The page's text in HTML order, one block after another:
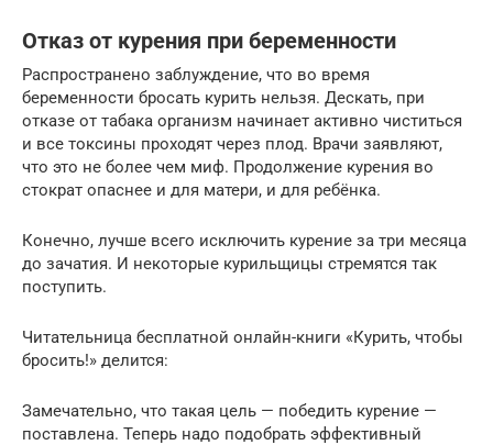
Отказ от курения при беременности
Распространено заблуждение, что во время
беременности бросать курить нельзя. Дескать, при
отказе от табака организм начинает активно чиститься
и все токсины проходят через плод. Врачи заявляют,
что это не более чем миф. Продолжение курения во
стократ опаснее и для матери, и для ребёнка.
Конечно, лучше всего исключить курение за три месяца
до зачатия. И некоторые курильщицы стремятся так
поступить.
Читательница бесплатной онлайн-книги «Курить, чтобы
бросить!» делится:
Замечательно, что такая цель — победить курение —
поставлена. Теперь надо подобрать эффективный